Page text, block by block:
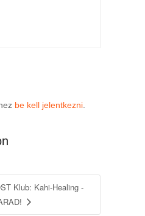
be kell jelentkezni.
Klub: Kahi-Healing -